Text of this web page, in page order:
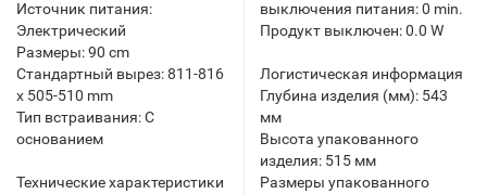
Источник питания:
Электрический
Размеры: 90 cm
Стандартный вырез: 811-816
x 505-510 mm
Тип встраивания: С
основанием
Технические характеристики
выключения питания: 0 min.
Продукт выключен: 0.0 W
Логистическая информация
Глубина изделия (мм): 543
мм
Высота упакованного
изделия: 515 мм
Размеры упакованного